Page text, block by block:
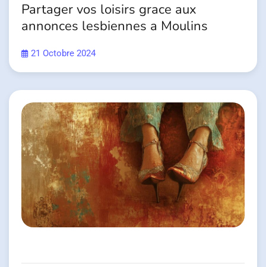
Partager vos loisirs grace aux
annonces lesbiennes a Moulins
21 Octobre 2024